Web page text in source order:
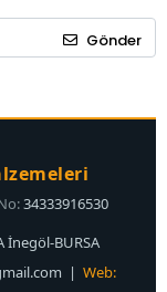
Gönder
34333916530
İnegöl-BURSA
| Web: